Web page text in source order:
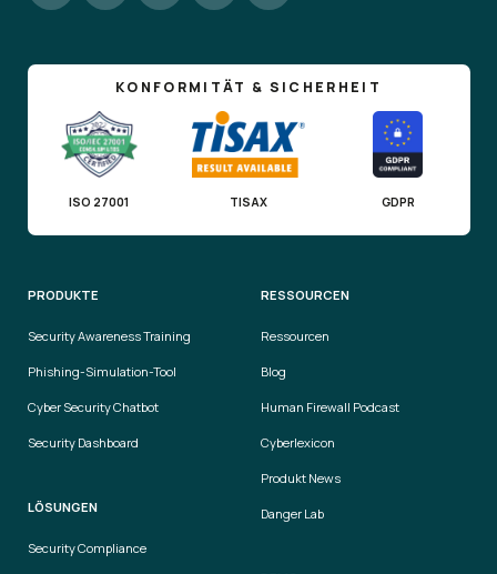
KONFORMITÄT & SICHERHEIT
ISO 27001 TISAX GDPR
PRODUKTE
Security Awareness Training
Phishing-Simulation-Tool
Cyber Security Chatbot
Security Dashboard
LÖSUNGEN
Security Compliance
RESSOURCEN
Ressourcen
Blog
Human Firewall Podcast
Cyberlexicon
Produkt News
Danger Lab